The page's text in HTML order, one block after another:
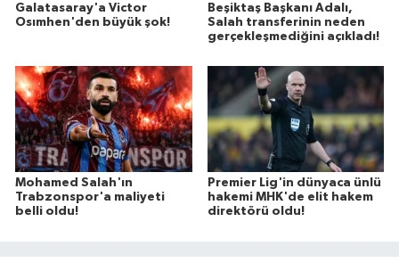
Galatasaray'a Victor
Osımhen'den büyük şok!
Beşiktaş Başkanı Adalı,
Salah transferinin neden
gerçekleşmediğini açıkladı!
Mohamed Salah'ın
Trabzonspor'a maliyeti
belli oldu!
Premier Lig'in dünyaca ünlü
hakemi MHK'de elit hakem
direktörü oldu!